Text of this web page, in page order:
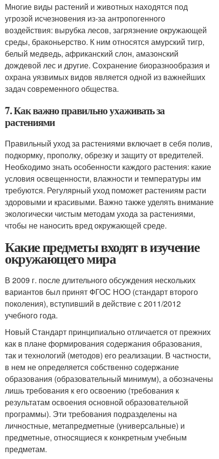
Многие виды растений и животных находятся под
угрозой исчезновения из-за антропогенного
воздействия: вырубка лесов, загрязнение окружающей
среды, браконьерство. К ним относятся амурский тигр,
белый медведь, африканский слон, амазонский
дождевой лес и другие. Сохранение биоразнообразия и
охрана уязвимых видов является одной из важнейших
задач современного общества.
7. Как важно правильно ухаживать за
растениями
Правильный уход за растениями включает в себя полив,
подкормку, прополку, обрезку и защиту от вредителей.
Необходимо знать особенности каждого растения: какие
условия освещенности, влажности и температуры им
требуются. Регулярный уход поможет растениям расти
здоровыми и красивыми. Важно также уделять внимание
экологически чистым методам ухода за растениями,
чтобы не наносить вред окружающей среде.
Какие предметы входят в изучение
окружающего мира
В 2009 г. после длительного обсуждения нескольких
вариантов был принят ФГОС НОО (стандарт второго
поколения), вступивший в действие с 2011/2012
учебного года.
Новый Стандарт принципиально отличается от прежних
как в плане формирования содержания образования,
так и технологий (методов) его реализации. В частности,
в нем не определяется собственно содержание
образования (образовательный минимум), а обозначены
лишь требования к его освоению (требования к
результатам освоения основной образовательной
программы). Эти требования подразделены на
личностные, метапредметные (универсальные) и
предметные, относящиеся к конкретным учебным
предметам.